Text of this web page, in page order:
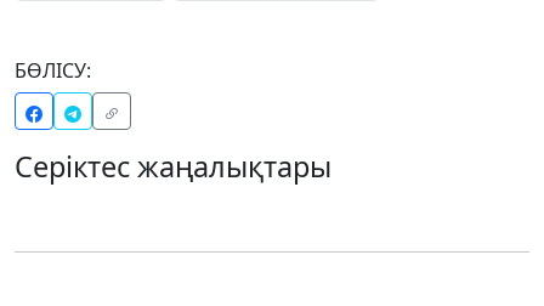
БӨЛІСУ:
Серіктес жаңалықтары